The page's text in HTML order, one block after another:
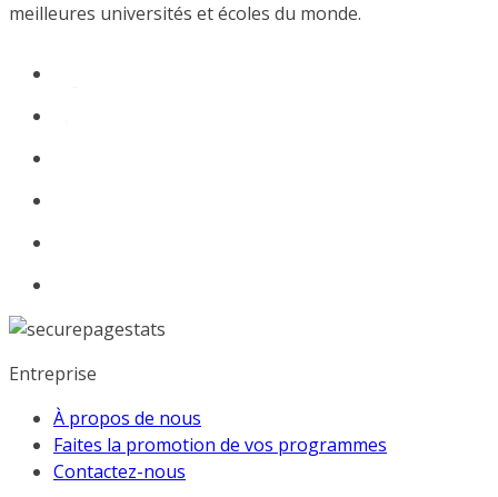
meilleures universités et écoles du monde.
Entreprise
À propos de nous
Faites la promotion de vos programmes
Contactez-nous